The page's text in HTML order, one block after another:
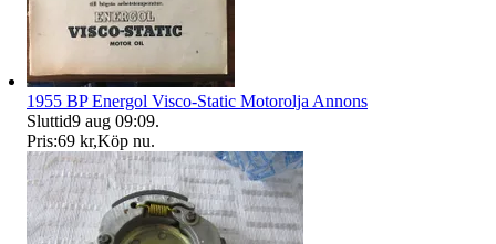
1955 BP Energol Visco-Static Motorolja Annons
Sluttid9 aug 09:09.
Pris:69 kr,Köp nu.